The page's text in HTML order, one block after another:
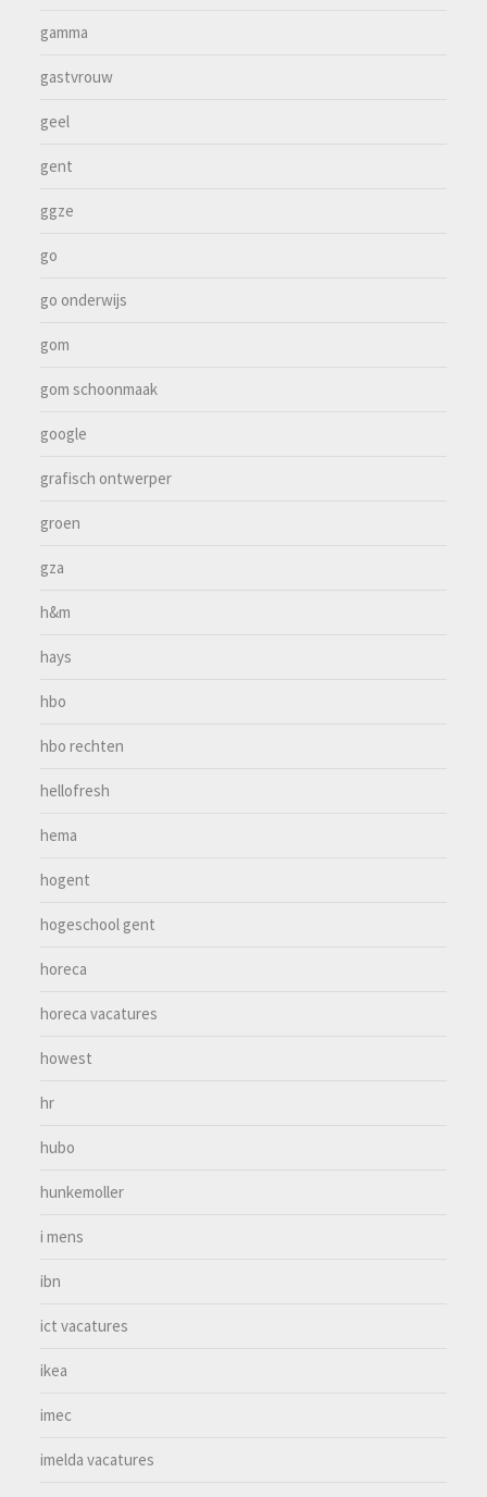
gamma
gastvrouw
geel
gent
ggze
go
go onderwijs
gom
gom schoonmaak
google
grafisch ontwerper
groen
gza
h&m
hays
hbo
hbo rechten
hellofresh
hema
hogent
hogeschool gent
horeca
horeca vacatures
howest
hr
hubo
hunkemoller
i mens
ibn
ict vacatures
ikea
imec
imelda vacatures